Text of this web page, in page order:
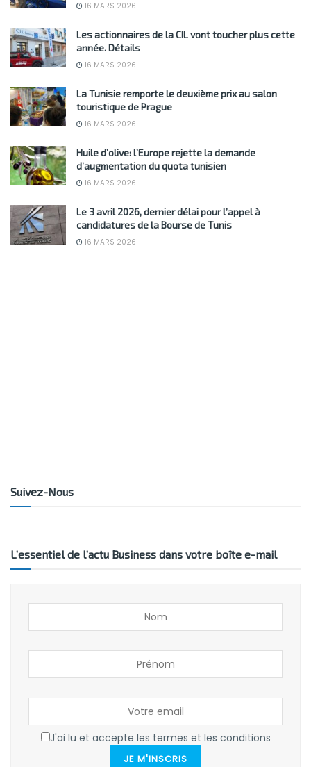
16 MARS 2026
Les actionnaires de la CIL vont toucher plus cette
année. Détails
16 MARS 2026
La Tunisie remporte le deuxième prix au salon
touristique de Prague
16 MARS 2026
Huile d’olive: l’Europe rejette la demande
d’augmentation du quota tunisien
16 MARS 2026
Le 3 avril 2026, dernier délai pour l’appel à
candidatures de la Bourse de Tunis
16 MARS 2026
Suivez-Nous
L’essentiel de l’actu Business dans votre boîte e-mail
J'ai lu et accepte les termes et les conditions
JE M'INSCRIS